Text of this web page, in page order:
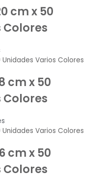
cm x 50
Colores
cm x 50
Colores
cm x 50
Colores